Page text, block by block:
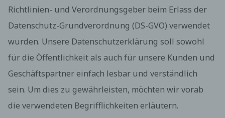
Richtlinien- und Verordnungsgeber beim Erlass der
Datenschutz-Grundverordnung (DS-GVO) verwendet
wurden. Unsere Datenschutzerklärung soll sowohl
für die Öffentlichkeit als auch für unsere Kunden und
Geschäftspartner einfach lesbar und verständlich
sein. Um dies zu gewährleisten, möchten wir vorab
die verwendeten Begrifflichkeiten erläutern.